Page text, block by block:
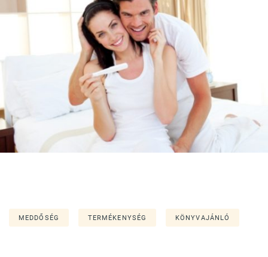
MEDDŐSÉG TERMÉKENYSÉG KÖNYVAJÁNLÓ